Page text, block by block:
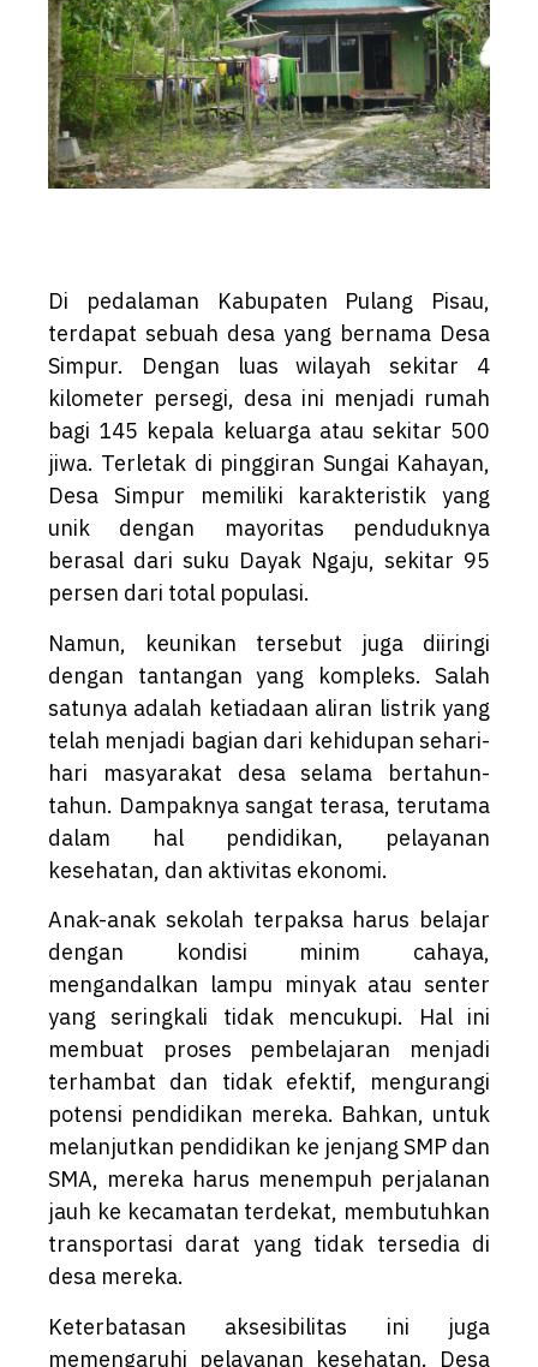
Di pedalaman Kabupaten Pulang Pisau,
terdapat sebuah desa yang bernama Desa
Simpur. Dengan luas wilayah sekitar 4
kilometer persegi, desa ini menjadi rumah
bagi 145 kepala keluarga atau sekitar 500
jiwa. Terletak di pinggiran Sungai Kahayan,
Desa Simpur memiliki karakteristik yang
unik dengan mayoritas penduduknya
berasal dari suku Dayak Ngaju, sekitar 95
persen dari total populasi.
Namun, keunikan tersebut juga diiringi
dengan tantangan yang kompleks. Salah
satunya adalah ketiadaan aliran listrik yang
telah menjadi bagian dari kehidupan sehari-
hari masyarakat desa selama bertahun-
tahun. Dampaknya sangat terasa, terutama
dalam hal pendidikan, pelayanan
kesehatan, dan aktivitas ekonomi.
Anak-anak sekolah terpaksa harus belajar
dengan kondisi minim cahaya,
mengandalkan lampu minyak atau senter
yang seringkali tidak mencukupi. Hal ini
membuat proses pembelajaran menjadi
terhambat dan tidak efektif, mengurangi
potensi pendidikan mereka. Bahkan, untuk
melanjutkan pendidikan ke jenjang SMP dan
SMA, mereka harus menempuh perjalanan
jauh ke kecamatan terdekat, membutuhkan
transportasi darat yang tidak tersedia di
desa mereka.
Keterbatasan aksesibilitas ini juga
memengaruhi pelayanan kesehatan. Desa